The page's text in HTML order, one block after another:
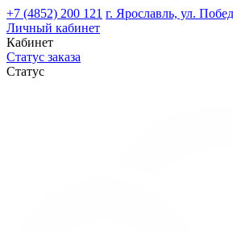
+7 (4852) 200 121 г. Ярославль, ул.
Личный кабинет
Кабинет
Статус заказа
Статус